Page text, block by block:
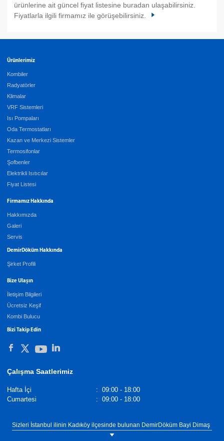
ürünlerine ait güncel fiyat listesine buradan ulaşabilirsiniz.
Fiyatlarla ilgili firmamız ile görüşebilirsiniz.
Ürünlerimiz
Kombiler
Radyatörler
Klimalar
VRF Sistemleri
Isı Pompaları
Oda Termostatları
Kazan ve Merkezi Sistemler
Termosifonlar
Şofbenler
Elektrikli Isıtıcılar
Fiyat Listesi
Firmamız Hakkında
Hakkımızda
Galeri
Servis
DemirDöküm Hakkında
Şirket Profili
Bize Ulaşın
İletişim Bilgileri
Ücretsiz Keşif
Kombi Bulucu
Bizi Takip Edin
Çalışma Saatlerimiz
Hafta İçi : 09:00 - 18:00
Cumartesi
: 09:00 - 18:00
Sizleri İstanbul ilinin Kadıköy ilçesinde bulunan DemirDöküm Bayi Dimaş
showroomumuza bekliyoruz. Tel: 0(216) 330 88 16 DemirDöküm Merkezi